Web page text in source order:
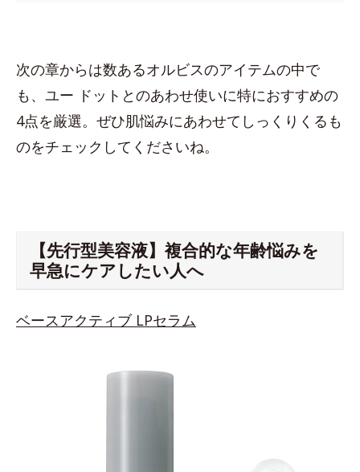
次の章からは数あるオルビスのアイテムの中で
も、ユー ドットとのあわせ使いに特におすすめの
4点を厳選。ぜひ肌悩みにあわせてしっくりくるも
のをチェックしてくださいね。
【先行型美容液】複合的な年齢悩みを
早急にケアしたい人へ
ベースアクティブ LPセラム